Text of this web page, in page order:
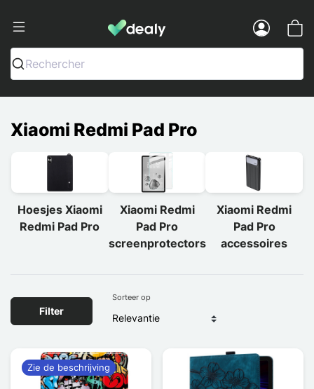
Dealy - Telefoonhoesjes en
Rechercher
Xiaomi Redmi Pad Pro
Hoesjes Xiaomi
Redmi Pad Pro
Xiaomi Redmi
Pad Pro
screenprotectors
Xiaomi Redmi
Pad Pro
accessoires
Filter
Sorteer op
Zie de beschrijving